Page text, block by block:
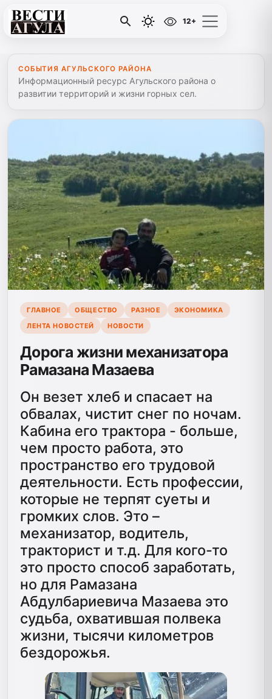
12+
СОБЫТИЯ АГУЛЬСКОГО РАЙОНА
Информационный ресурс Агульского района о
развитии территорий и жизни горных сел.
ГЛАВНОЕ ОБЩЕСТВО РАЗНОЕ
ЭКОНОМИКА
ЛЕНТА НОВОСТЕЙ
НОВОСТИ
Дорога жизни механизатора
Рамазана Мазаева
Он везет хлеб и спасает на
обвалах, чистит снег по ночам.
Кабина его трактора - больше,
чем просто работа, это
пространство его трудовой
деятельности. Есть профессии,
которые не терпят суеты и
громких слов. Это –
механизатор, водитель,
тракторист и т.д. Для кого-то
это просто способ заработать,
но для Рамазана
Абдулбариевича Мазаева это
судьба, охватившая полвека
жизни, тысячи километров
бездорожья.